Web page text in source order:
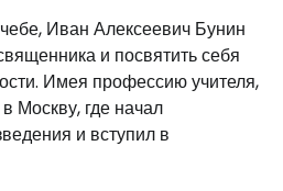
Иван Алексеевич Бунин
и посвятить себя
Имея профессию учителя,
Москву, где начал
и вступил в